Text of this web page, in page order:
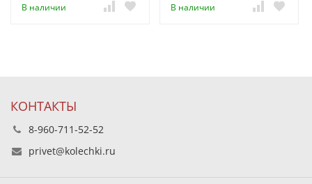
В наличии В наличии
КОНТАКТЫ
8-960-711-52-52
privet@kolechki.ru